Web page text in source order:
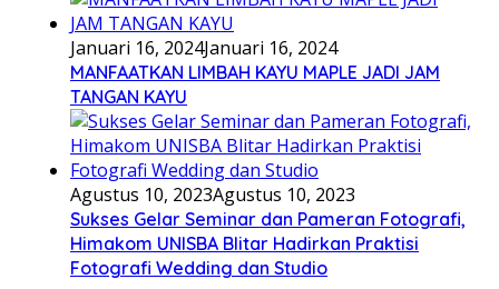
Januari 16, 2024Januari 16, 2024
MANFAATKAN LIMBAH KAYU MAPLE JADI JAM
TANGAN KAYU
Agustus 10, 2023Agustus 10, 2023
Sukses Gelar Seminar dan Pameran Fotografi,
Himakom UNISBA Blitar Hadirkan Praktisi
Fotografi Wedding dan Studio